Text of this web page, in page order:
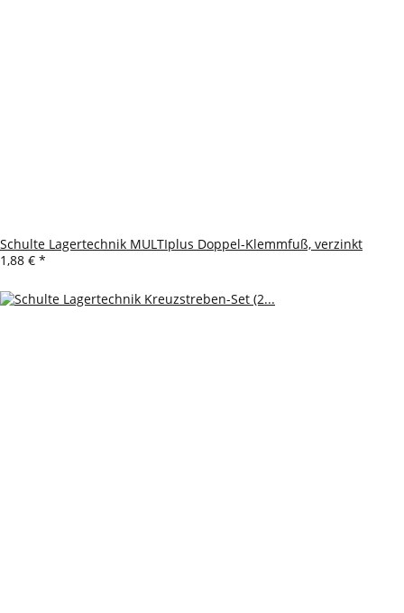
Schulte Lagertechnik MULTIplus Doppel-Klemmfuß, verzinkt
1,88 € *